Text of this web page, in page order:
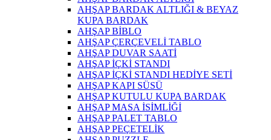
AHŞAP BARDAK ALTLIĞI & BEYAZ
KUPA BARDAK
AHŞAP BİBLO
AHŞAP ÇERÇEVELİ TABLO
AHŞAP DUVAR SAATİ
AHŞAP İÇKİ STANDI
AHŞAP İÇKİ STANDI HEDİYE SETİ
AHŞAP KAPI SÜSÜ
AHŞAP KUTULU KUPA BARDAK
AHŞAP MASA İSİMLİĞİ
AHŞAP PALET TABLO
AHŞAP PEÇETELİK